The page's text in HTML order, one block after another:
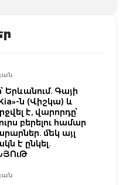
Գայի
ն (Վիշկա) և
է, վարորդը՝
բերելու համար
մեկ այլ
է ընկել.